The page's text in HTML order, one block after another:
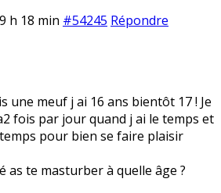
h 18 min #54245 Répondre
une meuf j ai 16 ans bientôt 17 ! Je
fois par jour quand j ai le temps et
pour bien se faire plaisir
as te masturber à quelle âge ?